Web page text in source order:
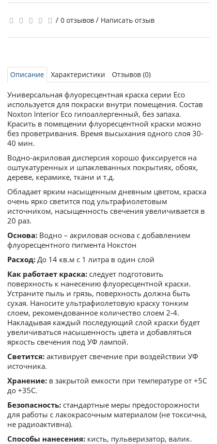
/ 0 отзывов / Написать отзыв
Описание Характеристики Отзывов (0)
Универсальная флуоресцентная краска серии Eco
используется для покраски внутри помещения. Состав
Noxton Interior Eco гипоаллергенный, без запаха.
Красить в помещении флуоресцентной краски можно
без проветривания. Время высыхания одного слоя 30-
40 мин.
Водно-акриловая дисперсия хорошо фиксируется на
оштукатуренных и шпаклеванных покрытиях, обоях,
дереве, керамике, ткани и т.д.
Обладает ярким насыщенным дневным цветом, краска
очень ярко светится под ультрафиолетовым
источником, насыщенность свечения увеличивается в
20 раз.
Основа: Водно – акриловая основа с добавлением
флуоресцентного пигмента Нокстон
Расход: До 14 кв.м с 1 литра в один слой
Как работает краска: следует подготовить
поверхность к нанесению флуоресцентной краски.
Устраните пыль и грязь, поверхность должна быть
сухая. Наносите ультрафиолетовую краску тонким
слоем, рекомендованное количество слоем 2-4.
Накладывая каждый последующий слой краски будет
увеличиваться насышенность цвета и добавляться
яркость свечения под УФ лампой.
Светится: активирует свечение при воздействии УФ
источника.
Хранение: в закрытой емкости при температуре от +5С
до +35С.
Безопасность: стандартные меры предосторожности
для работы с лакокрасочным материалом (не токсична,
не радиоактивна).
Способы нанесения: кисть, пульверизатор, валик.